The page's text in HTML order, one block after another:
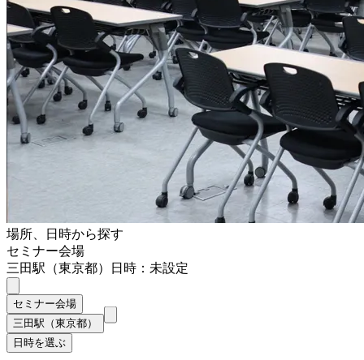
場所、日時から探す
セミナー会場
三田駅（東京都）
日時：未設定
セミナー会場
三田駅（東京都）
日時を選ぶ